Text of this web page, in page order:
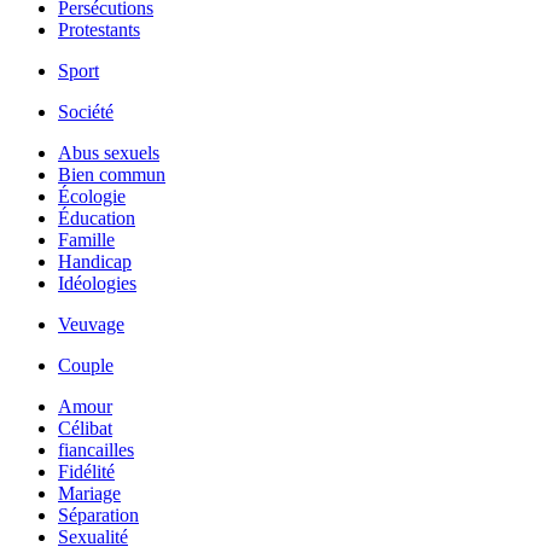
Persécutions
Protestants
Sport
Société
Abus sexuels
Bien commun
Écologie
Éducation
Famille
Handicap
Idéologies
Veuvage
Couple
Amour
Célibat
fiancailles
Fidélité
Mariage
Séparation
Sexualité